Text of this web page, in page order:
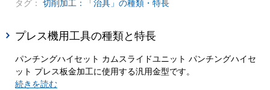
タグ： 切削加工：「治具」の種類・特長
プレス機用工具の種類と特長
パンチングハイセット カムスライドユニット パンチングハイセ
ット プレス板金加工に使用する汎用金型です。
続きを読む